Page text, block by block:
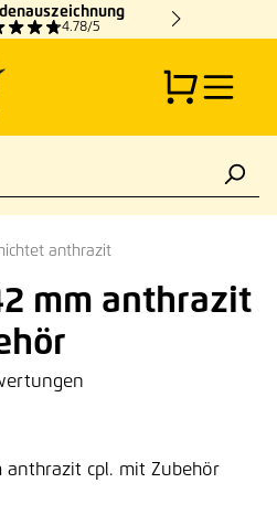
4.78/5
anthrazit
mm anthrazit